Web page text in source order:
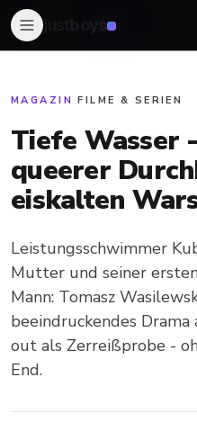
boys
MAGAZIN ·FILME & SERIEN
Tiefe Wasser
queerer
eiskalten
Leistungsschwimmer
Mutter und seiner
Mann: Tomasz
beeindruckendes
out als Zerreißprobe -
End.